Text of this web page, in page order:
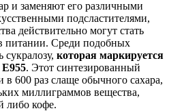
и заменяют его различными
подсластителями,
действительно могут стать
питании. Среди подобных
сукралозу, которая маркируется
Е955. Этот синтезированный
600 раз слаще обычного сахара,
миллиграммов вещества,
либо кофе.